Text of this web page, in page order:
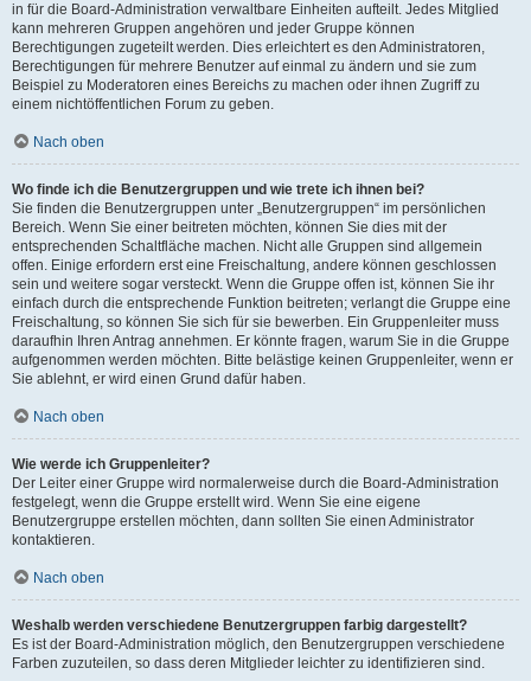
in für die Board-Administration verwaltbare Einheiten aufteilt. Jedes Mitglied
kann mehreren Gruppen angehören und jeder Gruppe können
Berechtigungen zugeteilt werden. Dies erleichtert es den Administratoren,
Berechtigungen für mehrere Benutzer auf einmal zu ändern und sie zum
Beispiel zu Moderatoren eines Bereichs zu machen oder ihnen Zugriff zu
einem nichtöffentlichen Forum zu geben.
Nach oben
Wo finde ich die Benutzergruppen und wie trete ich ihnen bei?
Sie finden die Benutzergruppen unter „Benutzergruppen“ im persönlichen
Bereich. Wenn Sie einer beitreten möchten, können Sie dies mit der
entsprechenden Schaltfläche machen. Nicht alle Gruppen sind allgemein
offen. Einige erfordern erst eine Freischaltung, andere können geschlossen
sein und weitere sogar versteckt. Wenn die Gruppe offen ist, können Sie ihr
einfach durch die entsprechende Funktion beitreten; verlangt die Gruppe eine
Freischaltung, so können Sie sich für sie bewerben. Ein Gruppenleiter muss
daraufhin Ihren Antrag annehmen. Er könnte fragen, warum Sie in die Gruppe
aufgenommen werden möchten. Bitte belästige keinen Gruppenleiter, wenn er
Sie ablehnt, er wird einen Grund dafür haben.
Nach oben
Wie werde ich Gruppenleiter?
Der Leiter einer Gruppe wird normalerweise durch die Board-Administration
festgelegt, wenn die Gruppe erstellt wird. Wenn Sie eine eigene
Benutzergruppe erstellen möchten, dann sollten Sie einen Administrator
kontaktieren.
Nach oben
Weshalb werden verschiedene Benutzergruppen farbig dargestellt?
Es ist der Board-Administration möglich, den Benutzergruppen verschiedene
Farben zuzuteilen, so dass deren Mitglieder leichter zu identifizieren sind.